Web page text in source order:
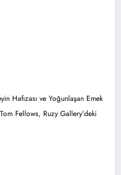
Hafızası ve Yoğunlaşan Emek
Fellows, Ruzy Gallery’deki